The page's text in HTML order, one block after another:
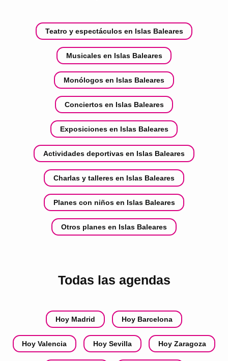
Teatro y espectáculos en Islas Baleares
Musicales en Islas Baleares
Monólogos en Islas Baleares
Conciertos en Islas Baleares
Exposiciones en Islas Baleares
Actividades deportivas en Islas Baleares
Charlas y talleres en Islas Baleares
Planes con niños en Islas Baleares
Otros planes en Islas Baleares
Todas las agendas
Hoy Madrid Hoy Barcelona
Hoy Valencia Hoy Sevilla Hoy Zaragoza